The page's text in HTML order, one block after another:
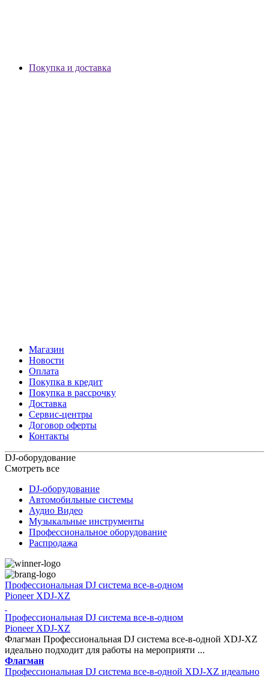
Покупка и доставка
Магазин
Новости
Оплата
Покупка в кредит
Покупка в рассрочку
Доставка
Сервис-центры
Договор оферты
Контакты
DJ-оборудование
Смотреть все
DJ-оборудование
Автомобильные системы
Аудио Видео
Музыкальные инструменты
Профессиональное оборудование
Распродажа
Профессиональная DJ система все-в-одном
Pioneer XDJ-XZ
Профессиональная DJ система все-в-одном
Pioneer XDJ-XZ
Флагман Профессиональная DJ система все-в-одной XDJ-XZ
идеально подходит для работы на мероприяти ...
Флагман
Профессиональная DJ система все-в-одной XDJ-XZ идеально